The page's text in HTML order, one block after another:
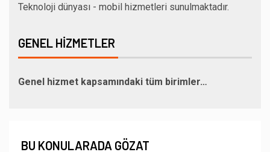
Teknoloji dünyası - mobil hizmetleri sunulmaktadır.
GENEL HIZMETLER
Genel hizmet kapsamındaki tüm birimler…
BU KONULARADA GÖZAT